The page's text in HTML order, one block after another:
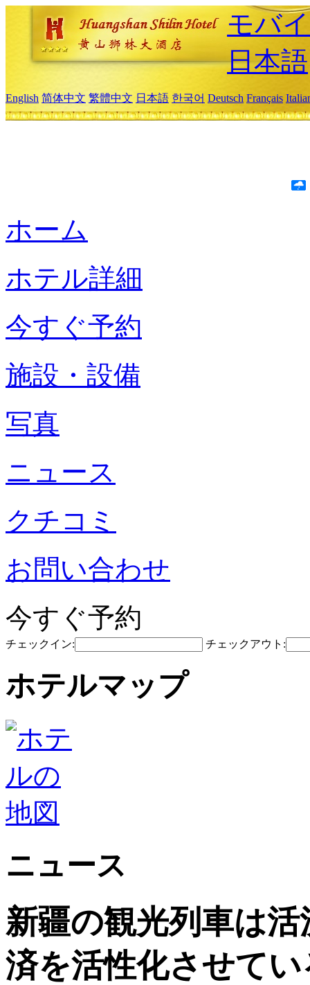
モバ
日本語
English 简体中文 繁體中文 日本語 한국어 Deutsch Français
ホーム
ホテル詳細
今すぐ予約
施設・設備
写真
ニュース
クチコミ
お問い合わせ
今すぐ予約
チェックイン: チェックアウト:
ホテルマップ
ニュース
新疆の観光列車は
済を活性化させてい